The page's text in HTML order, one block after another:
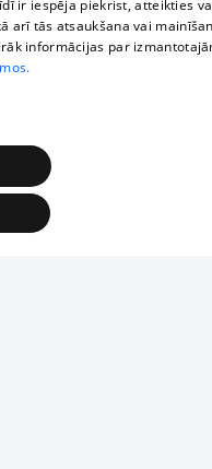
ir iespēja piekrist, atteikties
arī tās atsaukšana vai
informācijas par